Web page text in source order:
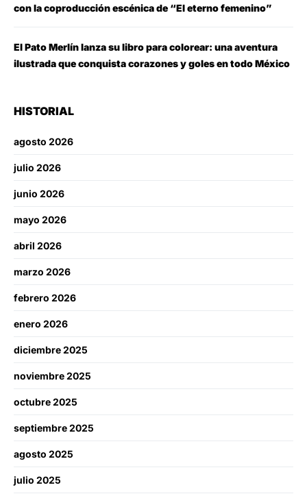
con la coproducción escénica de “El eterno femenino”
El Pato Merlín lanza su libro para colorear: una aventura
ilustrada que conquista corazones y goles en todo México
HISTORIAL
agosto 2026
julio 2026
junio 2026
mayo 2026
abril 2026
marzo 2026
febrero 2026
enero 2026
diciembre 2025
noviembre 2025
octubre 2025
septiembre 2025
agosto 2025
julio 2025